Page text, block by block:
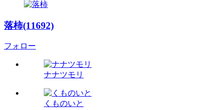
落柿(11692)
フォロー
ナナツモリ
くものいと